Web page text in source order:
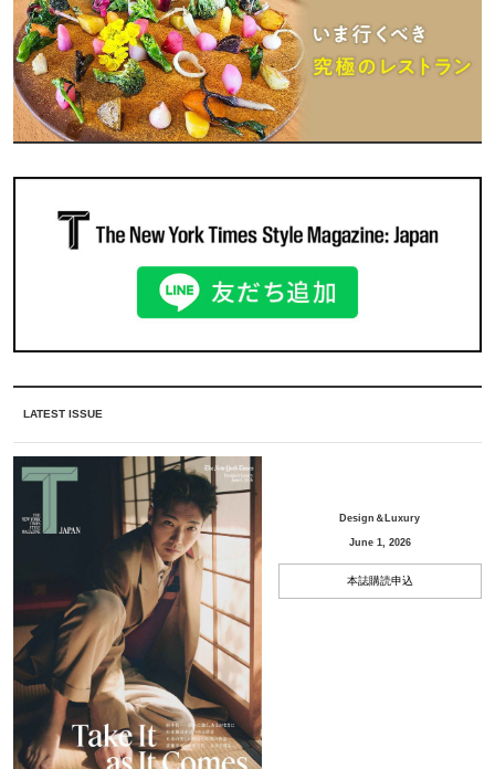
LATEST ISSUE
Design＆Luxury
June 1, 2026
本誌購読申込